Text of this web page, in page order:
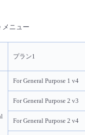
メニュー
プラン1
For General Purpose 1 v4
For General Purpose 2 v3
For General Purpose 2 v4